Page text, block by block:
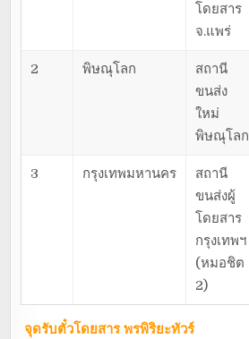
โดยสาร
จ.แพร่
2 พิษณุโลก
สถานี
ขนส่ง
ใหม่
พิษณุโลก
3 กรุงเทพมหานคร
สถานี
ขนส่งผู้
โดยสาร
กรุงเทพฯ
(หมอชิต
2)
จุดรับตั๋วโดยสารพรพิริยะทัวร์